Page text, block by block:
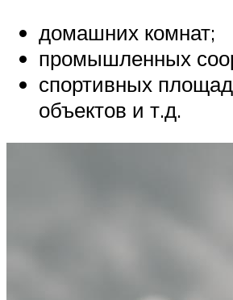
домашних комнат;
промышленных
спортивных
объектов и т.д.